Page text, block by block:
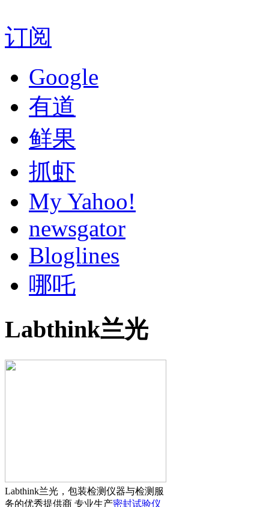
订阅
Google
有道
鲜果
抓虾
My Yahoo!
newsgator
Bloglines
哪吒
Labthink兰光
Labthink兰光，包装检测仪器与检测服
务的优秀提供商 专业生产密封试验仪